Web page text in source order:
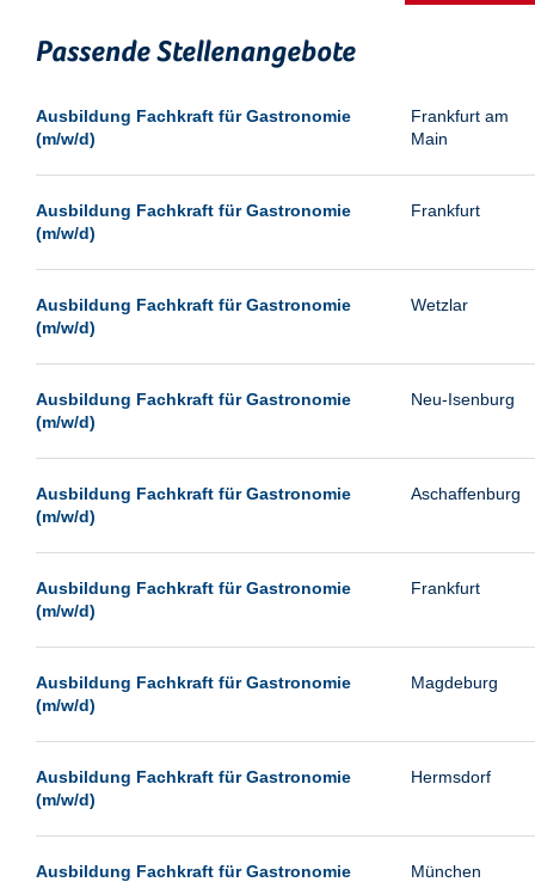
Hamburg
Heilbronn
Kassel
Laatzen
Leipzig
Magdeburg
Mannheim
Neubrandenburg
Neumünster
Sonstiges
Passende Stellenangebote
Ausbildung Fachkraft für Gastronomie
(m/w/d)
Frankfurt am
Main
Ausbildung Fachkraft für Gastronomie
(m/w/d)
Frankfurt
Ausbildung Fachkraft für Gastronomie
(m/w/d)
Wetzlar
Ausbildung Fachkraft für Gastronomie
(m/w/d)
Neu-Isenburg
Ausbildung Fachkraft für Gastronomie
(m/w/d)
Aschaffenburg
Ausbildung Fachkraft für Gastronomie
(m/w/d)
Frankfurt
Ausbildung Fachkraft für Gastronomie
(m/w/d)
Magdeburg
Ausbildung Fachkraft für Gastronomie
(m/w/d)
Hermsdorf
Ausbildung Fachkraft für Gastronomie
München